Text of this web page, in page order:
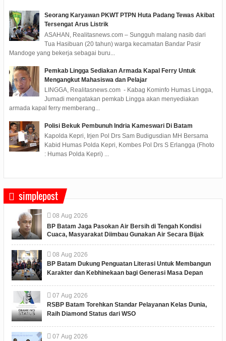
Seorang Karyawan PKWT PTPN Huta Padang Tewas Akibat
Tersengat Arus Listrik
ASAHAN, Realitasnews.com – Sungguh malang nasib dari
Tua Hasibuan (20 tahun) warga kecamatan Bandar Pasir
Mandoge yang bekerja sebagai buru...
Pemkab Lingga Sediakan Armada Kapal Ferry Untuk
Mengangkut Mahasiswa dan Pelajar
LINGGA, Realitasnews.com - Kabag Kominfo Humas Lingga,
Jumadi mengatakan pemkab Lingga akan menyediakan
armada kapal ferry memberang...
Polisi Bekuk Pembunuh Indria Kameswari Di Batam
Kapolda Kepri, Irjen Pol Drs Sam Budigusdian MH Bersama
Kabid Humas Polda Kepri, Kombes Pol Drs S Erlangga (Fhoto
: Humas Polda Kepri) ...
simplepost
08 Aug 2026
BP Batam Jaga Pasokan Air Bersih di Tengah Kondisi
Cuaca, Masyarakat Diimbau Gunakan Air Secara Bijak
08 Aug 2026
BP Batam Dukung Penguatan Literasi Untuk Membangun
Karakter dan Kebhinekaan bagi Generasi Masa Depan
07 Aug 2026
RSBP Batam Torehkan Standar Pelayanan Kelas Dunia,
Raih Diamond Status dari WSO
07 Aug 2026